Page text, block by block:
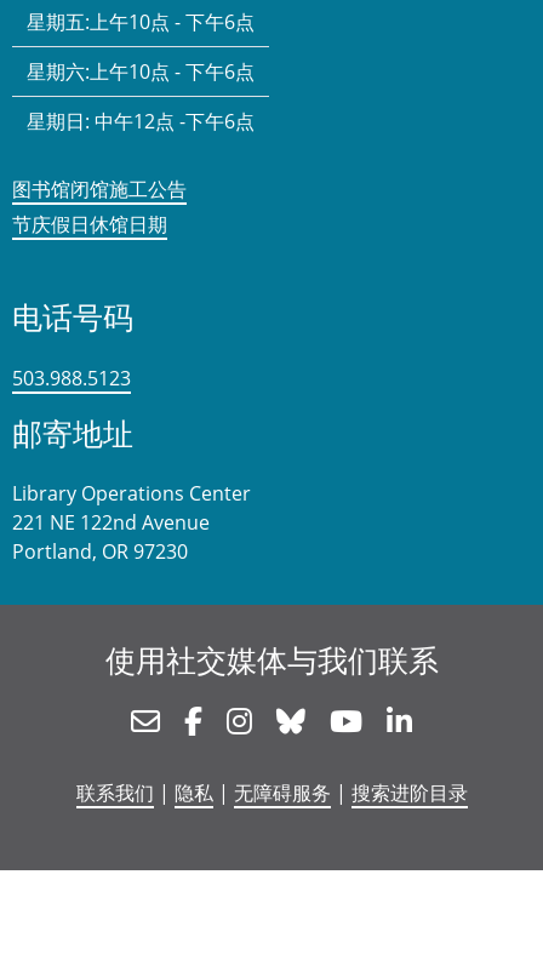
星期五:上午10点 - 下午6点
星期六:上午10点 - 下午6点
星期日: 中午12点 -下午6点
图书馆闭馆施工公告
节庆假日休馆日期
电话号码
503.988.5123
邮寄地址
Library Operations Center
221 NE 122nd Avenue
Portland, OR 97230
使用社交媒体与我们联系
NewsletterFacebookInstagram
Bluesky Youtube
联系我们 | 隐私| 无障碍服务 | 搜索进阶目录